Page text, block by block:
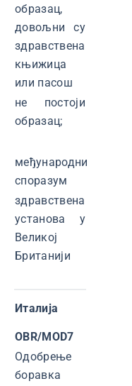
образац,
довољни су
здравствена
књижица
или пасош
не постоји
образац;
међународни
споразум
здравствена
установа у
Великој
Британији
Италија
OBR/МОD7
Одобрење
боравка